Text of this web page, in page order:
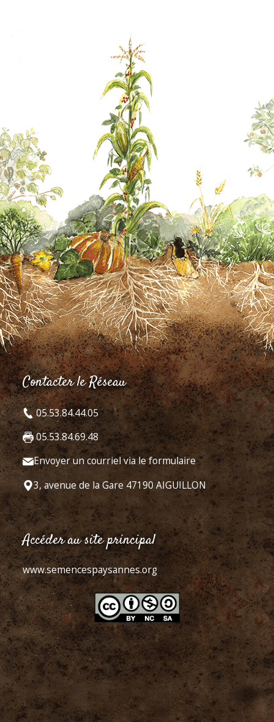
Contacter le Réseau
05.53.84.44.05
05.53.84.69.48
Envoyer un courriel via le formulaire
3, avenue de la Gare 47190 AIGUILLON
Accéder au site principal
www.semencespaysannes.org